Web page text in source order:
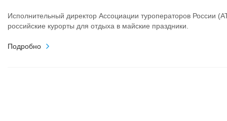
Исполнительный директор Ассоциации туроператоров России
российские курорты для отдыха в майские праздники.
Подробно